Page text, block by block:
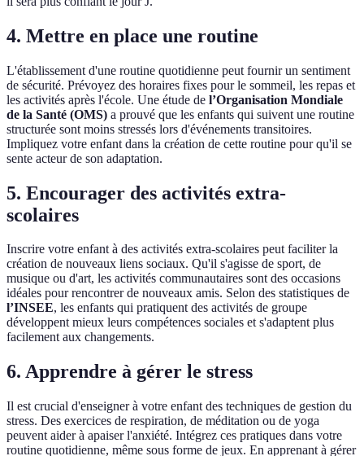
4. Mettre en place une routine
L'établissement d'une routine quotidienne peut fournir un sentiment
de sécurité. Prévoyez des horaires fixes pour le sommeil, les repas et
les activités après l'école. Une étude de l’Organisation Mondiale
de la Santé (OMS) a prouvé que les enfants qui suivent une routine
structurée sont moins stressés lors d'événements transitoires.
Impliquez votre enfant dans la création de cette routine pour qu'il se
sente acteur de son adaptation.
5. Encourager des activités extra-
scolaires
Inscrire votre enfant à des activités extra-scolaires peut faciliter la
création de nouveaux liens sociaux. Qu'il s'agisse de sport, de
musique ou d'art, les activités communautaires sont des occasions
idéales pour rencontrer de nouveaux amis. Selon des statistiques de
l’INSEE, les enfants qui pratiquent des activités de groupe
développent mieux leurs compétences sociales et s'adaptent plus
facilement aux changements.
6. Apprendre à gérer le stress
Il est crucial d'enseigner à votre enfant des techniques de gestion du
stress. Des exercices de respiration, de méditation ou de yoga
peuvent aider à apaiser l'anxiété. Intégrez ces pratiques dans votre
routine quotidienne, même sous forme de jeux. En apprenant à gérer